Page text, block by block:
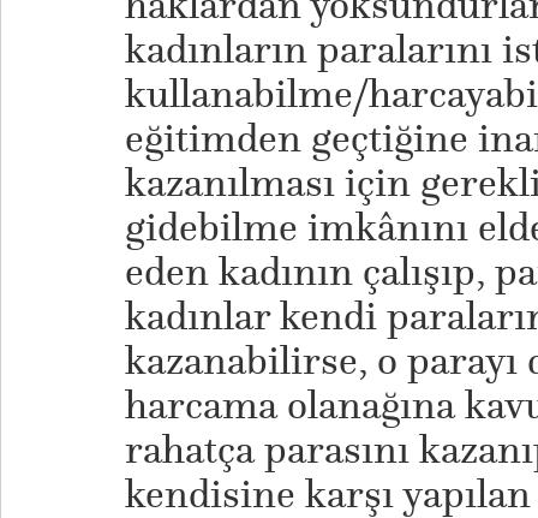
kadınların paralarını
kullanabilme/
eğitimden geçtiğine
kazanılması için
gidebilme imkânını
eden kadının çalışıp,
kadınlar kendi
kazanabilirse, o
harcama olanağına
rahatça parasını
kendisine karşı